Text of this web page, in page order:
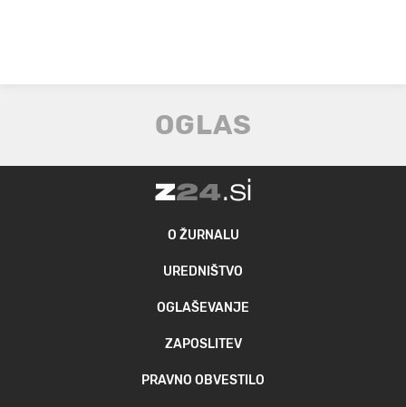
O ŽURNALU
UREDNIŠTVO
OGLAŠEVANJE
ZAPOSLITEV
PRAVNO OBVESTILO